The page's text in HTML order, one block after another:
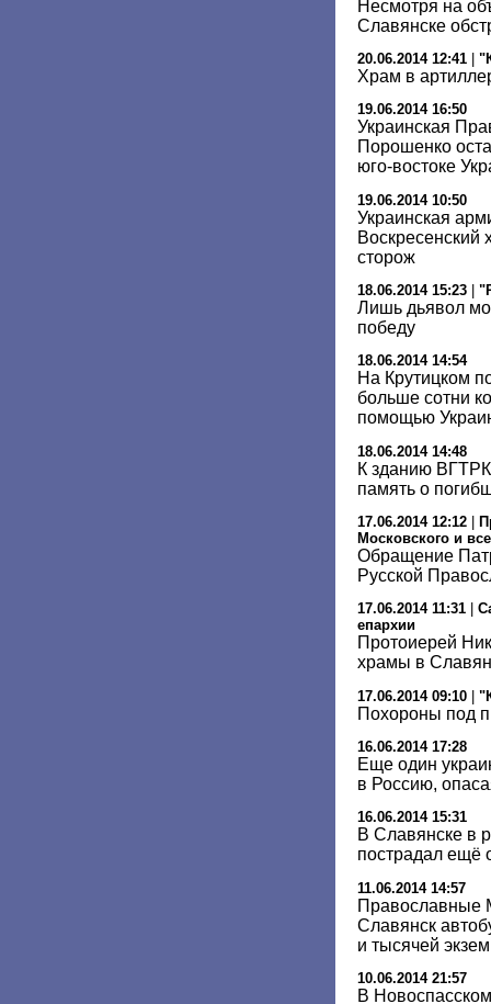
Несмотря на
Славянске
20.06.2014 12:41
Храм в
19.06.2014 16:50
Украинская
Порошенко
юго-востоке
19.06.2014 10:50
Украинская
Воскресенский
сторож
18.06.2014 15:23
Лишь дьявол
победу
18.06.2014 14:54
На Крутицком
больше сотни
помощью
18.06.2014 14:48
К зданию ВГТРК
память о
17.06.2014 12:12
Московского и
Обращение
Русской
17.06.2014 11:31
епархии
Протоиерей
храмы в
17.06.2014 09:10 |
Похороны под
16.06.2014 17:28
Еще один
в Россию,
16.06.2014 15:31
В Славянске в
пострадал ещё
11.06.2014 14:57
Православные
Славянск
и тысячей
10.06.2014 21:57
В